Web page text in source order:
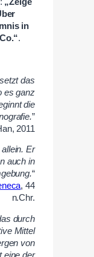
„Zeige
in
.
das
es ganz
die
”
2011
Er
auch in
“
, 44
n.Chr.
durch
Mittel
von